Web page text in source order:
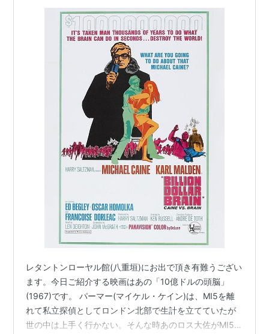
2008/09/23
DVD
: 8回
ーズ
発売日:2003/11/27
メディア:DVD
購入
11回
この商品を含むブロ
グ (17件) を見る
Gounod: Faust [DVD]
Deutsche
Grammophon
発売日:2006/07/10
メディア: DVD
クリック: 7回
この商品を含むブロ
チャタレイ夫人の恋人
劇場公開版 [DVD]
出版社/メーカー:ハ
ーズ
発売日:
2003/07/24
メディア: DVD
クリック: 30回
この商品を含むブロ
出版社/メ
発売日:
メディア:
クリック
この商品
レタントンローヤル館(八重垣)にお出で頂き有難うござい
ます。今日ご紹介する映画はあの「10億ドルの頭脳」
(1967)です。 パーマー(マイケル・ケイン)は、MI5を離
れて私立探偵としてロンドン北部で生計を立てていたが
世の中は上手く行かない。そんな時あのロス大佐がMI5に